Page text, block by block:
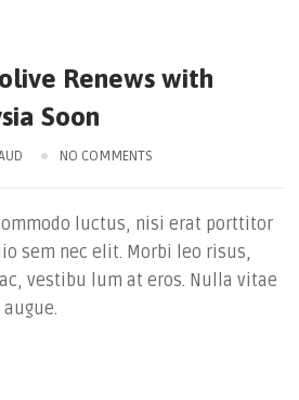
Renews with
Soon
NO COMMENTS
luctus, nisi erat porttitor
sem nec elit. Morbi leo risus,
vestibu lum at eros. Nulla vitae